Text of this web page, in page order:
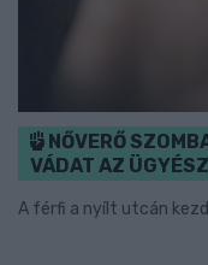
NŐVERŐ
VÁDAT AZ
A férfi a nyílt utcán